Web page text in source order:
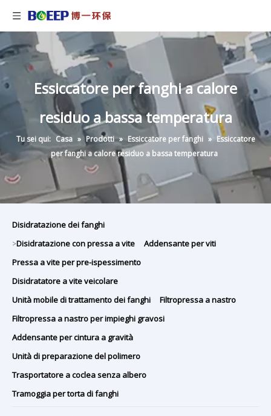
Essiccatore per fanghi a calore
residuo a bassa temperatura
Tu sei qui: Casa » Prodotti » Essiccatore per fanghi » Essiccatore
per fanghi a calore residuo a bassa temperatura
Disidratazione dei fanghi
>Disidratazione con pressa a vite
Addensante per viti
Pressa a vite per pre-ispessimento
Disidratatore a vite veicolare
Unità mobile di trattamento dei fanghi
Filtropressa a nastro
Filtropressa a nastro per impieghi gravosi
Addensante per cintura a gravità
Unità di preparazione del polimero
Trasportatore a coclea senza albero
Tramoggia per torta di fanghi